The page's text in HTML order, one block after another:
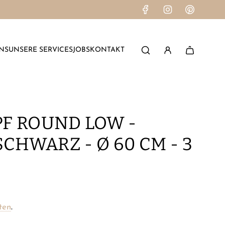
UNSERE SERVICESJOBSKONTAKT
ROUND LOW -
- Ø 60 CM - 3
.